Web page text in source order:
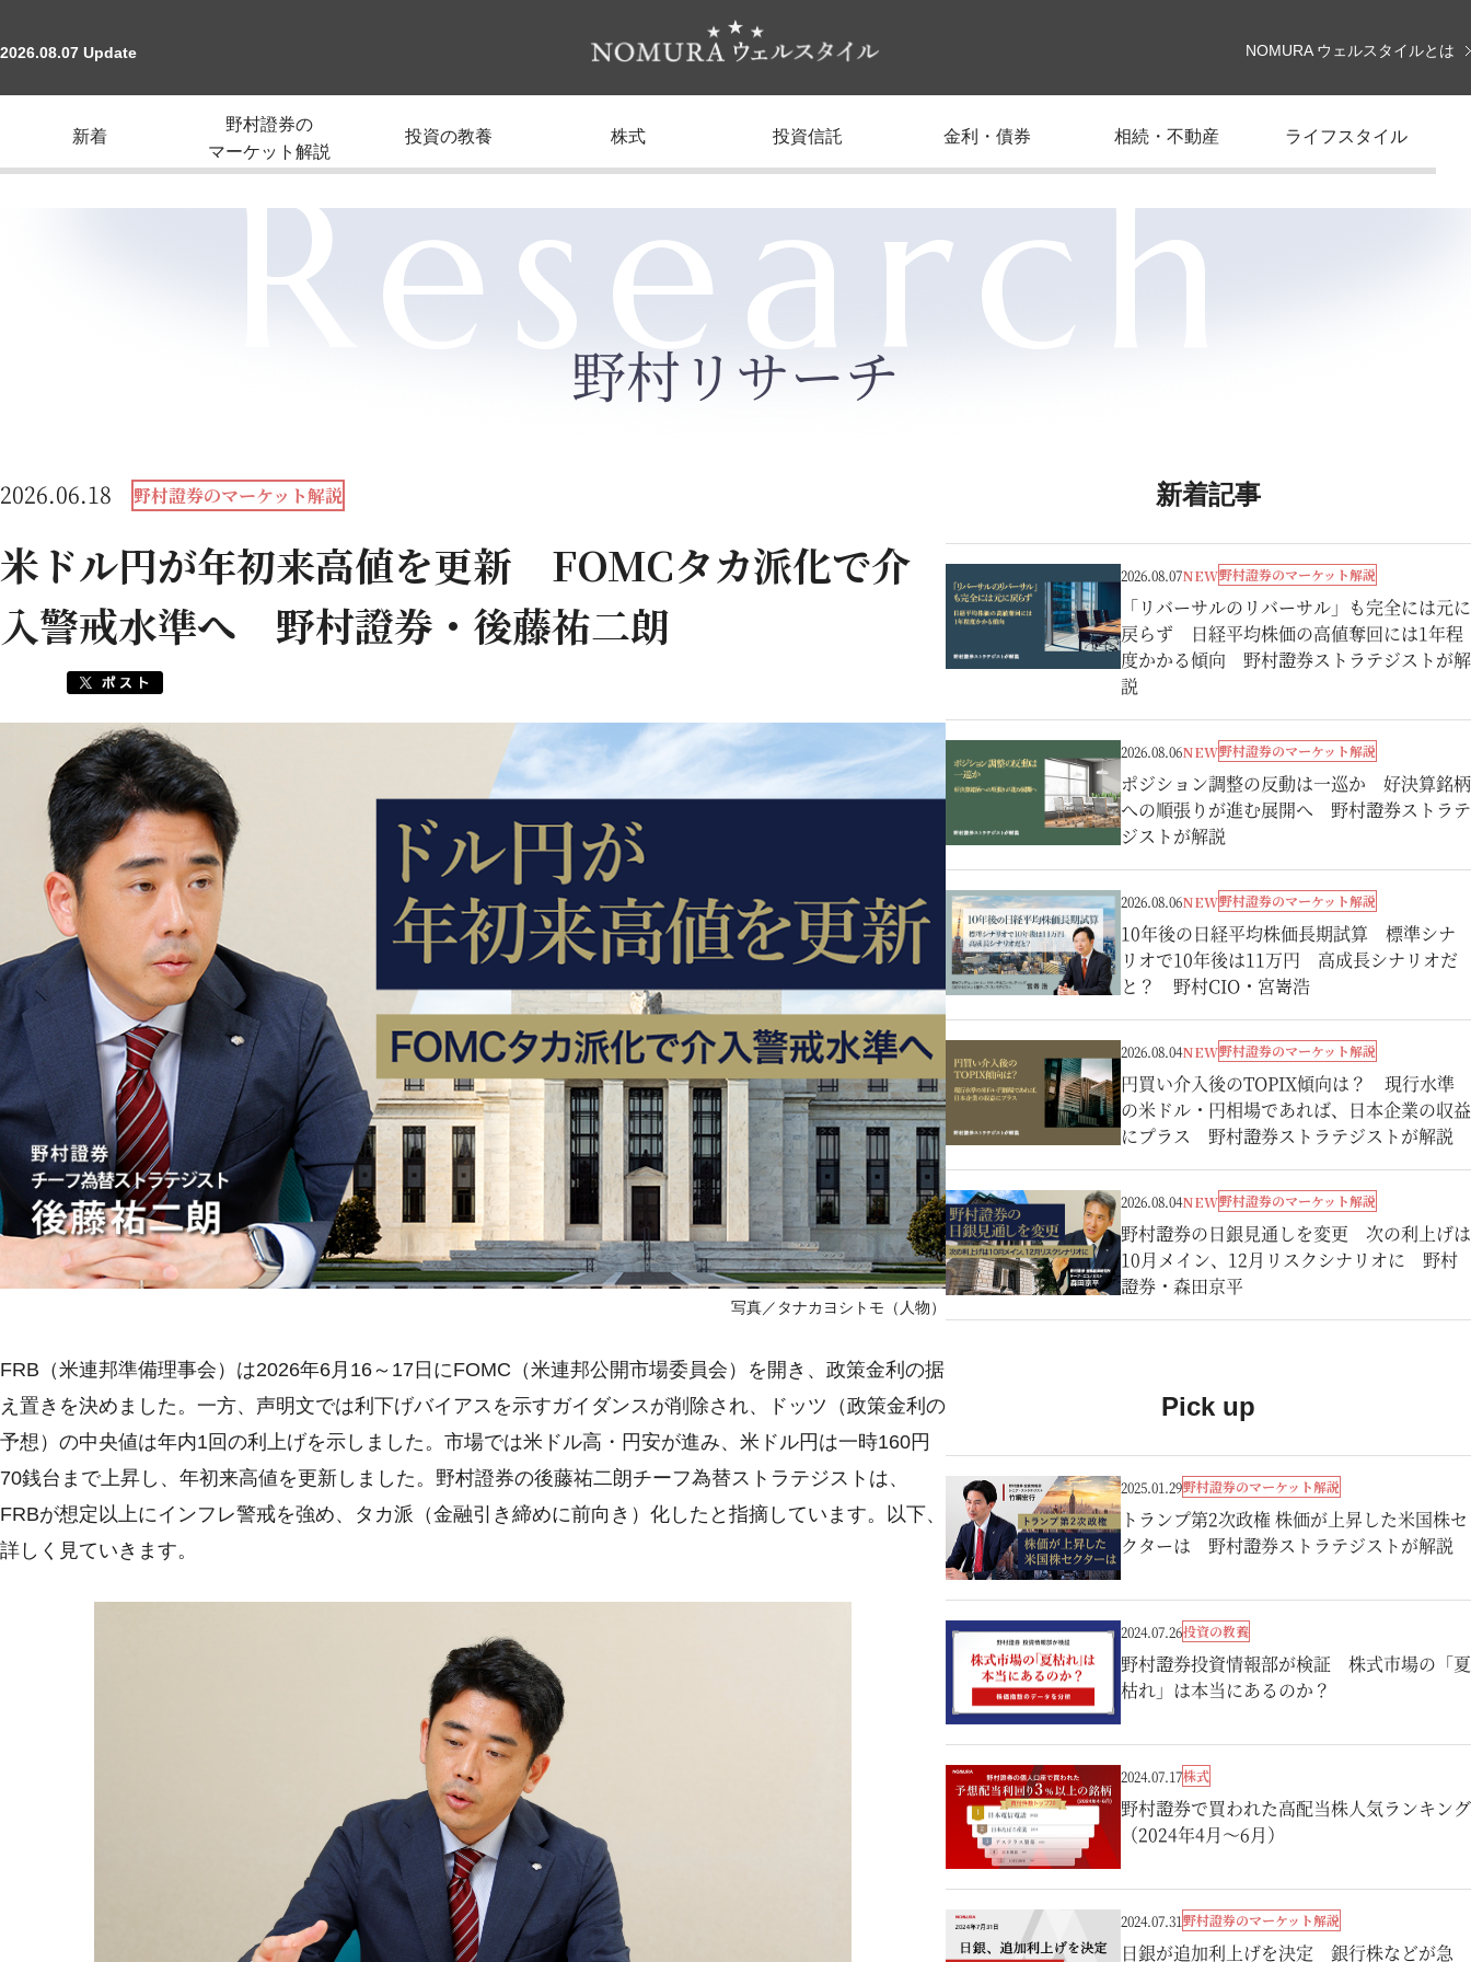
2026.08.07 Update NOMURA ウェルスタイルとは
新着
野村證券の
マーケット解説
投資の教養 株式 投資信託 金利・債券 相続・不動産 ライフスタイル
Research
野村リサーチ
2026.06.18 野村證券のマーケット解説
米ドル円が年初来高値を更新 FOMCタカ派化で介
入警戒水準へ 野村證券・後藤祐二朗
写真／タナカヨシトモ（人物）
FRB（米連邦準備理事会）は2026年6月16～17日にFOMC（米連邦公開市場委員会）を開き、政策金利の据
え置きを決めました。一方、声明文では利下げバイアスを示すガイダンスが削除され、ドッツ（政策金利の
予想）の中央値は年内1回の利上げを示しました。市場では米ドル高・円安が進み、米ドル円は一時160円
70銭台まで上昇し、年初来高値を更新しました。野村證券の後藤祐二朗チーフ為替ストラテジストは、
FRBが想定以上にインフレ警戒を強め、タカ派（金融引き締めに前向き）化したと指摘しています。以下、
詳しく見ていきます。
新着記事
2026.08.07NEW野村證券のマーケット解説
「リバーサルのリバーサル」も完全には元に
戻らず 日経平均株価の高値奪回には1年程
度かかる傾向 野村證券ストラテジストが解
説
2026.08.06NEW野村證券のマーケット解説
ポジション調整の反動は一巡か 好決算銘柄
への順張りが進む展開へ 野村證券ストラテ
ジストが解説
2026.08.06NEW野村證券のマーケット解説
10年後の日経平均株価長期試算 標準シナ
リオで10年後は11万円 高成長シナリオだ
と？ 野村CIO・宮嵜浩
2026.08.04NEW野村證券のマーケット解説
円買い介入後のTOPIX傾向は？ 現行水準
の米ドル・円相場であれば、日本企業の収益
にプラス 野村證券ストラテジストが解説
2026.08.04NEW野村證券のマーケット解説
野村證券の日銀見通しを変更 次の利上げは
10月メイン、12月リスクシナリオに 野村
證券・森田京平
Pick up
2025.01.29野村證券のマーケット解説
トランプ第2次政権 株価が上昇した米国株セ
クターは 野村證券ストラテジストが解説
2024.07.26投資の教養
野村證券投資情報部が検証 株式市場の「夏
枯れ」は本当にあるのか？
2024.07.17株式
野村證券で買われた高配当株人気ランキング
（2024年4月～6月）
2024.07.31野村證券のマーケット解説
日銀が追加利上げを決定 銀行株などが急